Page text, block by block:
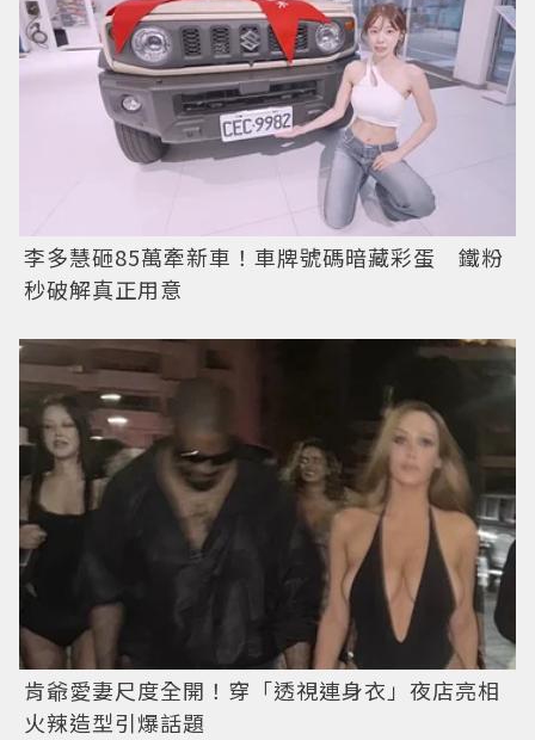
李多慧砸85萬牽新車！車牌號碼暗藏彩蛋 鐵粉
秒破解真正用意
肯爺愛妻尺度全開！穿「透視連身衣」夜店亮相
火辣造型引爆話題